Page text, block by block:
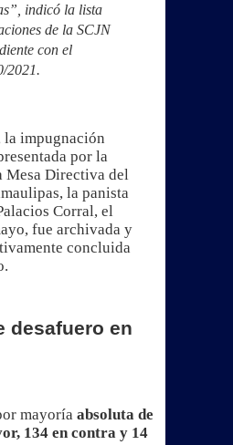
indicó la lista
de la SCJN
con el
2021.
la impugnación
por la
Mesa Directiva del
la panista
Corral, el
fue archivada y
concluida
desafuero en
mayoría absoluta de
134 en contra y 14